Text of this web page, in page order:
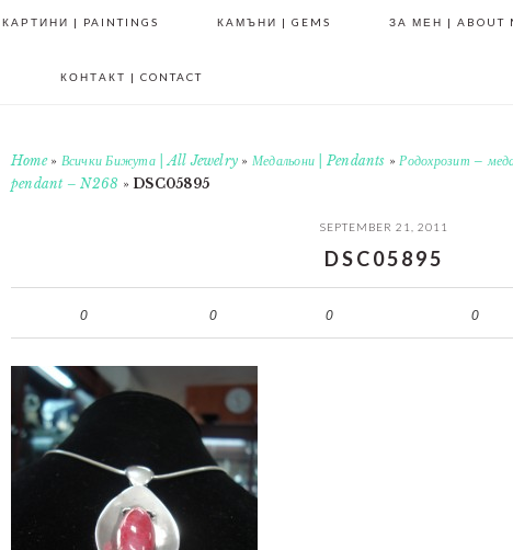
КАРТИНИ | PAINTINGS КАМЪНИ | GEMS ЗА МЕН | ABOUT
КОНТАКТ | CONTACT
Home» Всички Бижута | All Jewelry » Медальони | Pendants »Родохрозит –
pendant – N268 »DSC05895
SEPTEMBER 21, 2011
DSC05895
0 0 0 0